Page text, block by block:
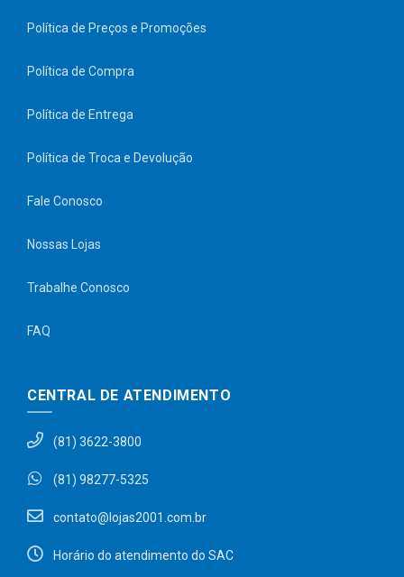
Política de Preços e Promoções
Política de Compra
Política de Entrega
Política de Troca e Devolução
Fale Conosco
Nossas Lojas
Trabalhe Conosco
FAQ
CENTRAL DE ATENDIMENTO
(81) 3622-3800
(81) 98277-5325
contato@lojas2001.com.br
Horário do atendimento do SAC